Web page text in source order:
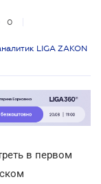
0
LIGA ZAKON
в первом